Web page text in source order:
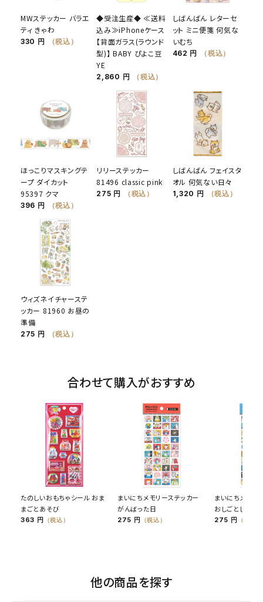
MWステッカー バラエ
ティ きゃわ
330 円 （税込）
◆受注生産◆ ≪送料
込み≫iPhoneケース
【背面ガラス(ラウンド
型)】 BABY ぴよこ豆
YE
2,860 円 （税込）
しばんばん レターセ
ット ミニ便箋 何気な
いむち
462 円 （税込）
ほっこりマスキングテ
ープ ダイカット
95397 クマ
396 円 （税込）
リリーステッカー
81496 classic pink
275 円 （税込）
しばんばん フェイスタ
オル 何気ない日々
1,320 円 （税込）
ウィズネイチャーステ
ッカー 81960 お昼の
準備
275 円 （税込）
合わせて購入がおすすめ
たのしいおもちゃシール おま
まごとあそび
363 円 （税込）
まいにちメモリーステッカー
がんばった日
275 円 （税込）
まいにちメモリ
おしごとした日
275 円 （税込）
他の商品を探す